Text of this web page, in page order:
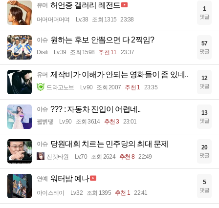
유머 허언증 갤러리 레전드
머머머머머며 Lv.38 조회 1315 23:38
1
댓글
이슈 원하는 후보 안뽑으면 다 2찍임?
Disifi Lv.39 조회 1598 추천 11 23:37
57
댓글
유머 제작비가 이해가 안되는 영화들이 좀 있네..
드라고노브 Lv.90 조회 2007 추천 1 23:35
12
댓글
이슈 ??? : 자동차 진입이 어렵네..
꿻뻵뗗 Lv.90 조회 3614 추천 3 23:01
13
댓글
이슈 당원대회 치르는 민주당의 최대 문제
진겟타원 Lv.70 조회 2624 추천 8 22:49
20
댓글
연예 워터밤 예나
아이스티이 Lv.32 조회 1395 추천 1 22:41
5
댓글